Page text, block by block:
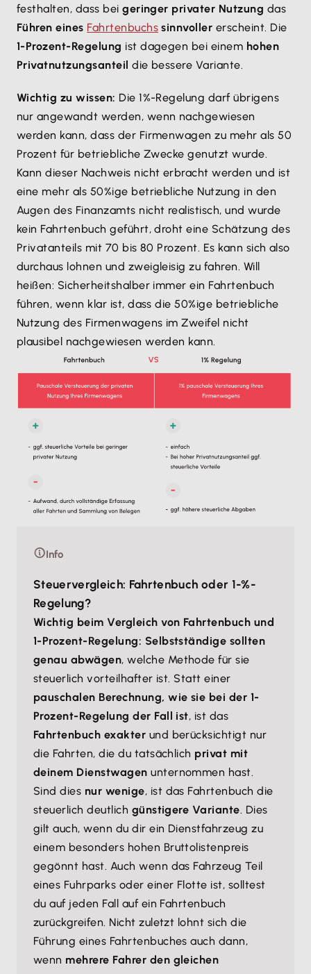
festhalten, dass beigeringer privater Nutzung das
Führen eines Fahrtenbuchs sinnvoller erscheint. Die
1-Prozent-Regelung ist dagegen bei einem hohen
Privatnutzungsanteil die bessere Variante.
Wichtig zu wissen: Die 1%-Regelung darf übrigens
nur angewandt werden, wenn nachgewiesen
werden kann, dass der Firmenwagen zu mehr als 50
Prozent für betriebliche Zwecke genutzt wurde.
Kann dieser Nachweis nicht erbracht werden und ist
eine mehr als 50%ige betriebliche Nutzung in den
Augen des Finanzamts nicht realistisch, und wurde
kein Fahrtenbuch geführt, droht eine Schätzung des
Privatanteils mit 70 bis 80 Prozent. Es kann sich also
durchaus lohnen und zweigleisig zu fahren. Will
heißen: Sicherheitshalber immer ein Fahrtenbuch
führen, wenn klar ist, dass die 50%ige betriebliche
Nutzung des Firmenwagens im Zweifel nicht
plausibel nachgewiesen werden kann.
Info
Steuervergleich: Fahrtenbuch oder 1-%-
Regelung?
Wichtig beim Vergleich von Fahrtenbuch und
1-Prozent-Regelung: Selbstständige sollten
genau abwägen, welche Methode für sie
steuerlich vorteilhafter ist. Statt einer
pauschalen Berechnung, wie sie bei der 1-
Prozent-Regelung der Fall ist, ist das
Fahrtenbuch exakter und berücksichtigt nur
die Fahrten, die du tatsächlich privat mit
deinem Dienstwagen unternommen hast.
Sind dies nur wenige, ist das Fahrtenbuch die
steuerlich deutlich günstigere Variante. Dies
gilt auch, wenn du dir ein Dienstfahrzeug zu
einem besonders hohen Bruttolistenpreis
gegönnt hast. Auch wenn das Fahrzeug Teil
eines Fuhrparks oder einer Flotte ist, solltest
du auf jeden Fall auf ein Fahrtenbuch
zurückgreifen. Nicht zuletzt lohnt sich die
Führung eines Fahrtenbuches auch dann,
wenn mehrere Fahrer den gleichen